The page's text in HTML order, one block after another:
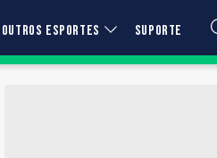
OUTROS ESPORTES SUPORTE